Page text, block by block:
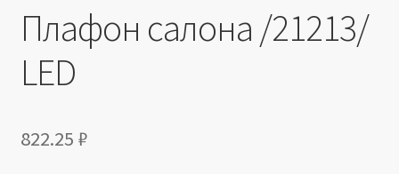
Плафон салона /21213/
LED
822.25 ₽